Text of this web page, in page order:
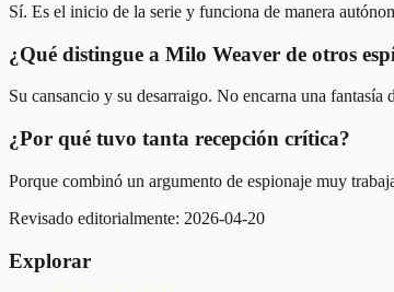
Sí. Es el inicio de la serie y funciona de manera
¿Qué distingue a Milo Weaver de otros
Su cansancio y su desarraigo. No encarna una
¿Por qué tuvo tanta recepción crítica?
Porque combinó un argumento de espionaje muy
Revisado editorialmente: 2026-04-20
Explorar